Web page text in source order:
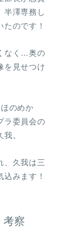
半澤専務し
のです！
なく…奥の
を見せつけ
のめか
ラ委員会の
。
、久我は三
みます！
考察